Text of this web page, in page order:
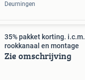
Deurningen
35% pakket korting.
rookkanaal en montage
Zie omschrijving